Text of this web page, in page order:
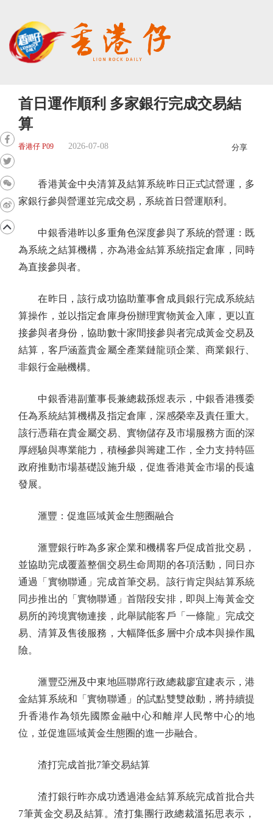
首日運作順利 多家銀行完成交易結
算
香港仔 P09 2026-07-08 分享
香港黃金中央清算及結算系統昨日正式試營運，多
家銀行參與營運並完成交易，系統首日營運順利。
中銀香港昨以多重角色深度參與了系統的營運：既
為系統之結算機構，亦為港金結算系統指定倉庫，同時
為直接參與者。
在昨日，該行成功協助董事會成員銀行完成系統結
算操作，並以指定倉庫身份辦理實物黃金入庫，更以直
接參與者身份，協助數十家間接參與者完成黃金交易及
結算，客戶涵蓋貴金屬全產業鏈龍頭企業、商業銀行、
非銀行金融機構。
中銀香港副董事長兼總裁孫煜表示，中銀香港獲委
任為系統結算機構及指定倉庫，深感榮幸及責任重大。
該行憑藉在貴金屬交易、實物儲存及市場服務方面的深
厚經驗與專業能力，積極參與籌建工作，全力支持特區
政府推動市場基礎設施升級，促進香港黃金市場的長遠
發展。
滙豐：促進區域黃金生態圈融合
滙豐銀行昨為多家企業和機構客戶促成首批交易，
並協助完成覆蓋整個交易生命周期的各項活動，同日亦
通過「實物聯通」完成首筆交易。該行肯定與結算系統
同步推出的「實物聯通」首階段安排，即與上海黃金交
易所的跨境實物連接，此舉賦能客戶「一條龍」完成交
易、清算及售後服務，大幅降低多層中介成本與操作風
險。
滙豐亞洲及中東地區聯席行政總裁廖宜建表示，港
金結算系統和「實物聯通」的試點雙雙啟動，將持續提
升香港作為領先國際金融中心和離岸人民幣中心的地
位，並促進區域黃金生態圈的進一步融合。
渣打完成首批7筆交易結算
渣打銀行昨亦成功透過港金結算系統完成首批合共
7筆黃金交易及結算。渣打集團行政總裁溫拓思表示，